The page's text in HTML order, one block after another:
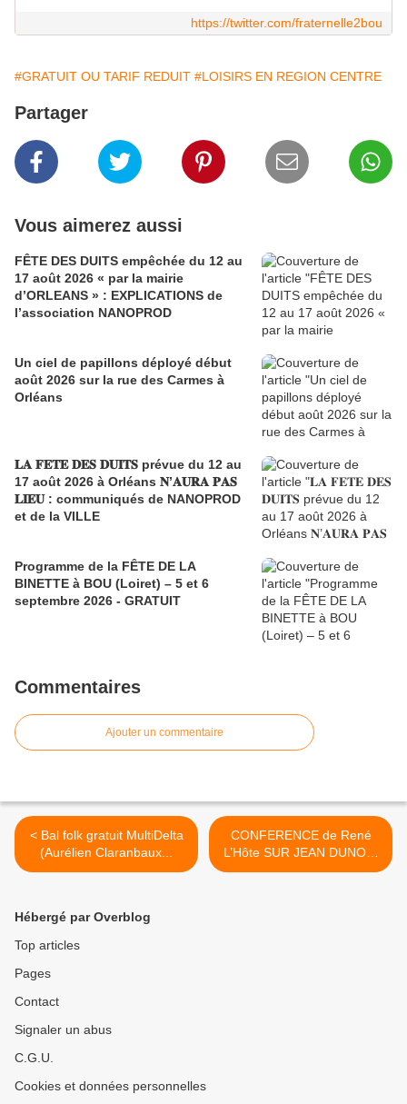
https://twitter.com/fraternelle2bou
#GRATUIT OU TARIF REDUIT #LOISIRS EN REGION CENTRE
Partager
Vous aimerez aussi
FÊTE DES DUITS empêchée du 12 au
17 août 2026 « par la mairie
d’ORLEANS » : EXPLICATIONS de
l’association NANOPROD
Un ciel de papillons déployé début
août 2026 sur la rue des Carmes à
Orléans
𝐋𝐀 𝐅𝐄𝐓𝐄 𝐃𝐄𝐒 𝐃𝐔𝐈𝐓𝐒 prévue du 12 au
17 août 2026 à Orléans 𝐍’𝐀𝐔𝐑𝐀 𝐏𝐀𝐒
𝐋𝐈𝐄𝐔 : communiqués de NANOPROD
et de la VILLE
Programme de la FÊTE DE LA
BINETTE à BOU (Loiret) – 5 et 6
septembre 2026 - GRATUIT
Commentaires
Ajouter un commentaire
< Bal folk gratuit MultiDelta
(Aurélien Claranbaux...
CONFERENCE de René
L’Hôte SUR JEAN DUNOIS
au CHATEAU DE
Hébergé par Overblog
Top articles
Pages
Contact
Signaler un abus
C.G.U.
Cookies et données personnelles